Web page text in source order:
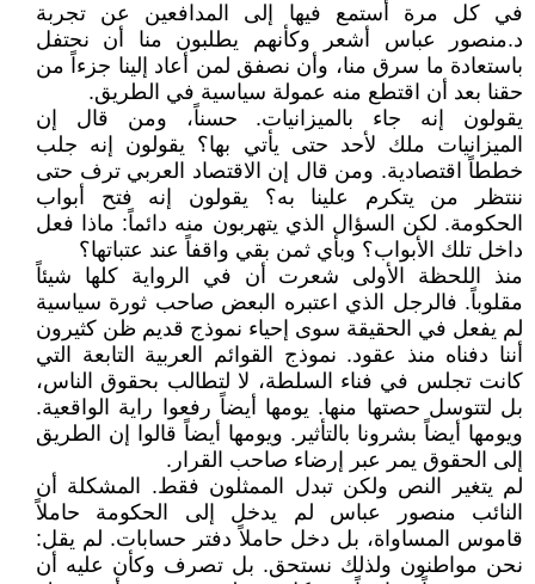
في كل مرة أستمع فيها إلى المدافعين عن تجربة
د.منصور عباس أشعر وكأنهم يطلبون منا أن نحتفل
باستعادة ما سرق منا، وأن نصفق لمن أعاد إلينا جزءاً من
حقنا بعد أن اقتطع منه عمولة سياسية في الطريق.
يقولون إنه جاء بالميزانيات. حسناً، ومن قال إن
الميزانيات ملك لأحد حتى يأتي بها؟ يقولون إنه جلب
خططاً اقتصادية. ومن قال إن الاقتصاد العربي ترف حتى
ننتظر من يتكرم علينا به؟ يقولون إنه فتح أبواب
الحكومة. لكن السؤال الذي يتهربون منه دائماً: ماذا فعل
داخل تلك الأبواب؟ وبأي ثمن بقي واقفاً عند عتباتها؟
منذ اللحظة الأولى شعرت أن في الرواية كلها شيئاً
مقلوباً. فالرجل الذي اعتبره البعض صاحب ثورة سياسية
لم يفعل في الحقيقة سوى إحياء نموذج قديم ظن كثيرون
أننا دفناه منذ عقود. نموذج القوائم العربية التابعة التي
كانت تجلس في فناء السلطة، لا لتطالب بحقوق الناس،
بل لتتوسل حصتها منها. يومها أيضاً رفعوا راية الواقعية.
ويومها أيضاً بشرونا بالتأثير. ويومها أيضاً قالوا إن الطريق
إلى الحقوق يمر عبر إرضاء صاحب القرار.
لم يتغير النص ولكن تبدل الممثلون فقط. المشكلة أن
النائب منصور عباس لم يدخل إلى الحكومة حاملاً
قاموس المساواة، بل دخل حاملاً دفتر حسابات. لم يقل:
نحن مواطنون ولذلك نستحق. بل تصرف وكأن عليه أن